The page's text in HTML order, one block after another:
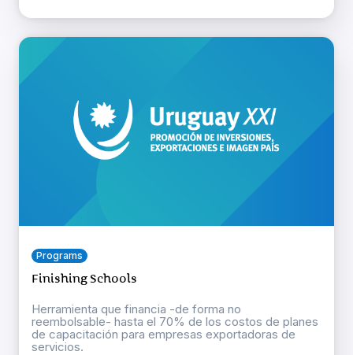
Programs
Finishing Schools
Herramienta que financia -de forma no
reembolsable- hasta el 70% de los costos de planes
de capacitación para empresas exportadoras de
servicios.